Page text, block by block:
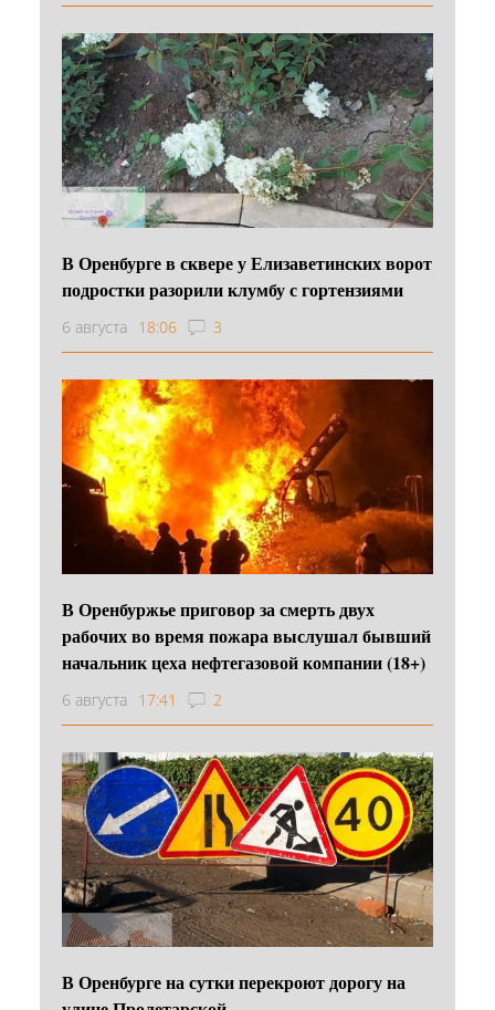
В Оренбурге в сквере у Елизаветинских ворот
подростки разорили клумбу с гортензиями
6 августа 18:06 3
В Оренбуржье приговор за смерть двух
рабочих во время пожара выслушал бывший
начальник цеха нефтегазовой компании (18+)
6 августа 17:41 2
В Оренбурге на сутки перекроют дорогу на